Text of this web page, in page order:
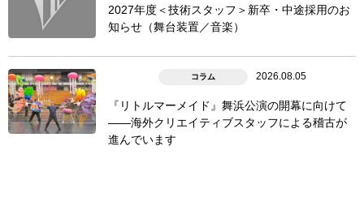
2027年度＜技術スタッフ＞新卒・中途採用のお
知らせ（舞台装置／音楽）
コラム 2026.08.05
『リトルマーメイド』舞浜公演の開幕に向けて
――海外クリエイティブスタッフによる稽古が
進んでいます